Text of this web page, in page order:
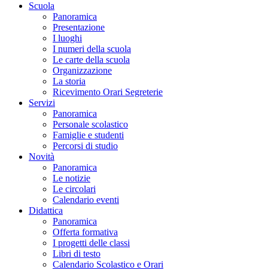
Scuola
Panoramica
Presentazione
I luoghi
I numeri della scuola
Le carte della scuola
Organizzazione
La storia
Ricevimento Orari Segreterie
Servizi
Panoramica
Personale scolastico
Famiglie e studenti
Percorsi di studio
Novità
Panoramica
Le notizie
Le circolari
Calendario eventi
Didattica
Panoramica
Offerta formativa
I progetti delle classi
Libri di testo
Calendario Scolastico e Orari